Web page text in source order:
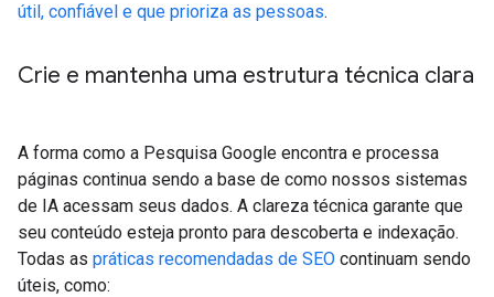
útil, confiável e que prioriza as pessoas.
Crie e mantenha uma estrutura técnica clara
A forma como a Pesquisa Google encontra e processa
páginas continua sendo a base de como nossos sistemas
de IA acessam seus dados. A clareza técnica garante que
seu conteúdo esteja pronto para descoberta e indexação.
Todas as práticas recomendadas de SEO continuam sendo
úteis, como: